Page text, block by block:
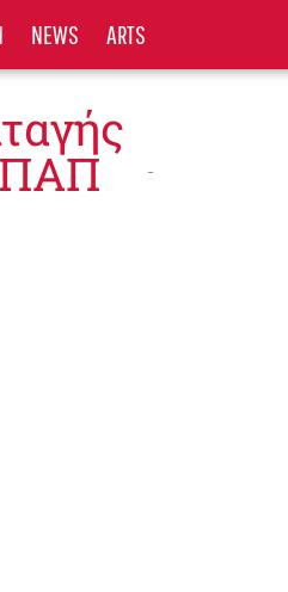
NEWS ARTS